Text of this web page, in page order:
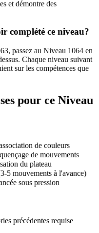
et démontre des
complété ce niveau?
, passez au Niveau 1064 en
Chaque niveau suivant
sur les compétences que
pour ce Niveau
de couleurs
de mouvements
du plateau
5 mouvements à l'avance)
sous pression
précédentes requise